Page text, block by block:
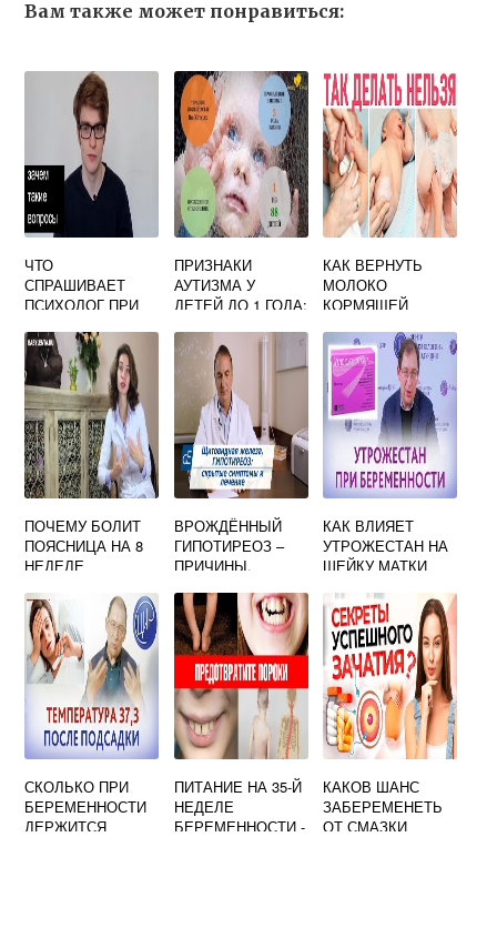
Вам также может понравиться:
ЧТО
СПРАШИВАЕТ
ПСИХОЛОГ ПРИ
ПРИЗНАКИ
АУТИЗМА У
ДЕТЕЙ ДО 1 ГОДА:
ПРОЯВЛЯЕТСЯ И
КАК
ОПРЕДЕЛЯЕТСЯ
БОЛЕЗНЬ?
КАК ВЕРНУТЬ
МОЛОКО
КОРМЯЩЕЙ
ПЕРЕРЫВА
ПОЧЕМУ БОЛИТ
ПОЯСНИЦА НА 8
НЕДЕЛЕ
ВРОЖДЁННЫЙ
ГИПОТИРЕОЗ –
ПРИЧИНЫ,
ДИАГНОСТИКА,
ЛЕЧЕНИЕ
КАК ВЛИЯЕТ
УТРОЖЕСТАН НА
ШЕЙКУ МАТКИ
БЕРЕМЕННОСТИ
СКОЛЬКО ПРИ
БЕРЕМЕННОСТИ
ДЕРЖИТСЯ
ПИТАНИЕ НА 35-Й
НЕДЕЛЕ
БЕРЕМЕННОСТИ -
КАКОВ ШАНС
ЗАБЕРЕМЕНЕТЬ
ОТ СМАЗКИ